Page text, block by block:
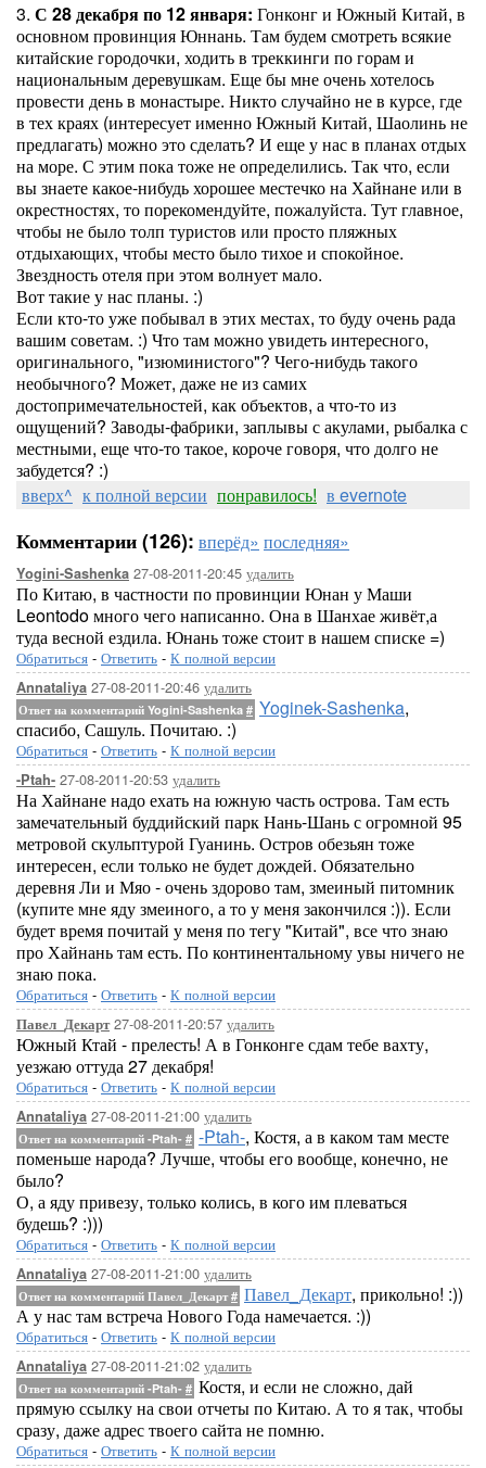
3. С 28 декабря по 12 января: Гонконг и Южный Китай, в
основном провинция Юннань. Там будем смотреть всякие
китайские городочки, ходить в треккинги по горам и
национальным деревушкам. Еще бы мне очень хотелось
провести день в монастыре. Никто случайно не в курсе, где
в тех краях (интересует именно Южный Китай, Шаолинь не
предлагать) можно это сделать? И еще у нас в планах отдых
на море. С этим пока тоже не определились. Так что, если
вы знаете какое-нибудь хорошее местечко на Хайнане или в
окрестностях, то порекомендуйте, пожалуйста. Тут главное,
чтобы не было толп туристов или просто пляжных
отдыхающих, чтобы место было тихое и спокойное.
Звездность отеля при этом волнует мало.
Вот такие у нас планы. :)
Если кто-то уже побывал в этих местах, то буду очень рада
вашим советам. :) Что там можно увидеть интересного,
оригинального, "изюминистого"? Чего-нибудь такого
необычного? Может, даже не из самих
достопримечательностей, как объектов, а что-то из
ощущений? Заводы-фабрики, заплывы с акулами, рыбалка с
местными, еще что-то такое, короче говоря, что долго не
забудется? :)
вверх^ к полной версии понравилось! в evernote
Комментарии (126): вперёд» последняя»
Yogini-Sashenka 27-08-2011-20:45 удалить
По Китаю, в частности по провинции Юнан у Маши
Leontodo много чего написанно. Она в Шанхае живёт,а
туда весной ездила. Юнань тоже стоит в нашем списке =)
Обратиться - Ответить - К полной версии
Annataliya 27-08-2011-20:46 удалить
Ответ на комментарий Yogini-Sashenka # Yoginek-Sashenka,
спасибо, Сашуль. Почитаю. :)
Обратиться - Ответить - К полной версии
-Ptah- 27-08-2011-20:53 удалить
На Хайнане надо ехать на южную часть острова. Там есть
замечательный буддийский парк Нань-Шань с огромной 95
метровой скульптурой Гуанинь. Остров обезьян тоже
интересен, если только не будет дождей. Обязательно
деревня Ли и Мяо - очень здорово там, змеиный питомник
(купите мне яду змеиного, а то у меня закончился :)). Если
будет время почитай у меня по тегу "Китай", все что знаю
про Хайнань там есть. По континентальному увы ничего не
знаю пока.
Обратиться - Ответить - К полной версии
Павел_Декарт27-08-2011-20:57 удалить
Южный Ктай - прелесть! А в Гонконге сдам тебе вахту,
уезжаю оттуда 27 декабря!
Обратиться - Ответить - К полной версии
Annataliya 27-08-2011-21:00 удалить
Ответ на комментарий -Ptah- # -Ptah-, Костя, а в каком там месте
поменьше народа? Лучше, чтобы его вообще, конечно, не
было?
О, а яду привезу, только колись, в кого им плеваться
будешь? :)))
Обратиться - Ответить - К полной версии
Annataliya 27-08-2011-21:00 удалить
Ответ на комментарий Павел_Декарт# Павел_Декарт, прикольно! :))
А у нас там встреча Нового Года намечается. :))
Обратиться - Ответить - К полной версии
Annataliya 27-08-2011-21:02 удалить
Ответ на комментарий -Ptah- # Костя, и если не сложно, дай
прямую ссылку на свои отчеты по Китаю. А то я так, чтобы
сразу, даже адрес твоего сайта не помню.
Обратиться - Ответить - К полной версии